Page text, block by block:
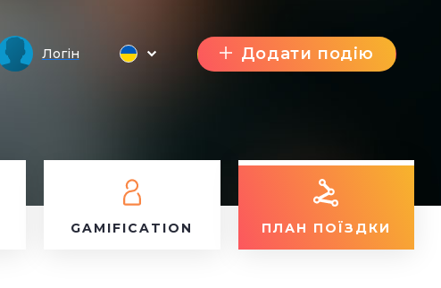
Логін Додати подію
GAMIFICATION ПЛАН ПОЇЗДКИ